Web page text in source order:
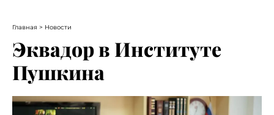
Главная > Новости
Эквадор в Институте
Пушкина